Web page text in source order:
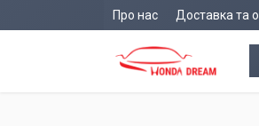
Про нас Доставка та